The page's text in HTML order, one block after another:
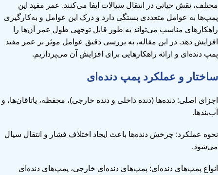
مختلف، نقش حیاتی در انتقال سیالات ایفا می‌کنند. عمر مفید این
پمپ‌ها به عوامل متعددی بستگی دارد و درک این عوامل و به‌کارگیری
راهکارهای مناسب می‌تواند به طور قابل توجهی طول عمر آن‌ها را
افزایش دهد. در این مقاله، به بررسی دقیق عوامل موثر بر عمر مفید
پمپ دنده‌ای و ارائه راهکارهایی برای افزایش آن می‌پردازیم.
ساختار و عملکرد پمپ دنده‌ای
اجزای اصلی: دنده‌ها (دنده داخلی و دنده خارجی)، محفظه، یاتاقان‌ها، و
آب‌بندها.
نحوه عملکرد: چرخش دنده‌ها باعث ایجاد اختلاف فشار و انتقال سیال
می‌شود.
انواع پمپ‌های دنده‌ای: پمپ‌های دنده‌ای خارجی، پمپ‌های دنده‌ای